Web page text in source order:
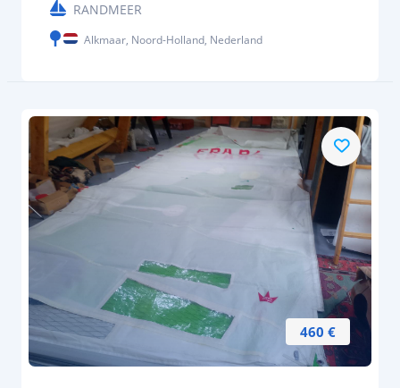
RANDMEER
Alkmaar, Noord-Holland, Nederland
460 €